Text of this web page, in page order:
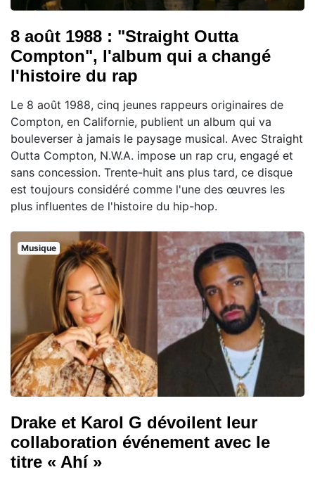
8 août 1988 : "Straight Outta
Compton", l'album qui a changé
l'histoire du rap
Le 8 août 1988, cinq jeunes rappeurs originaires de
Compton, en Californie, publient un album qui va
bouleverser à jamais le paysage musical. Avec Straight
Outta Compton, N.W.A. impose un rap cru, engagé et
sans concession. Trente-huit ans plus tard, ce disque
est toujours considéré comme l'une des œuvres les
plus influentes de l'histoire du hip-hop.
Musique
Drake et Karol G dévoilent leur
collaboration événement avec le
titre « Ahí »